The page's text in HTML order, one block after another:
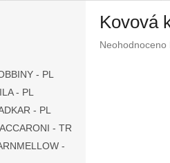
- PL
- PL
- PL
- TR
-
Kovová
Průměrné
Neohodnoceno